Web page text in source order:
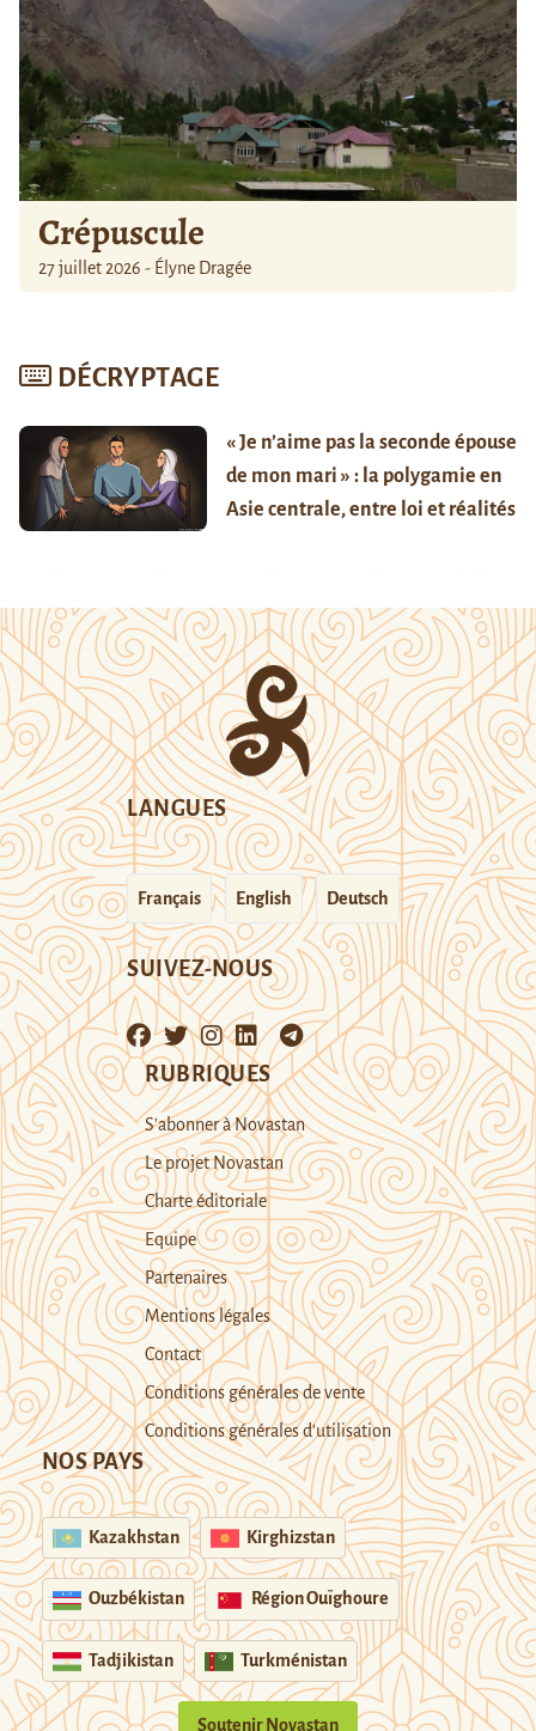
Crépuscule
27 juillet 2026 - Élyne Dragée
DÉCRYPTAGE
« Je n’aime pas la seconde épouse
de mon mari » : la polygamie en
Asie centrale, entre loi et réalités
LANGUES
Français English Deutsch
SUIVEZ-NOUS
RUBRIQUES
S’abonner à Novastan
Le projet Novastan
Charte éditoriale
Equipe
Partenaires
Mentions légales
Contact
Conditions générales de vente
Conditions générales d’utilisation
NOS PAYS
Kazakhstan Kirghizstan
Ouzbékistan Région Ouïghoure
Tadjikistan Turkménistan
Soutenir Novastan